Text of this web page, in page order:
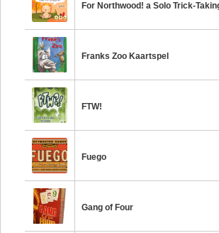
For Northwood! a Solo Trick-
Franks Zoo Kaartspel
FTW!
Fuego
Gang of Four